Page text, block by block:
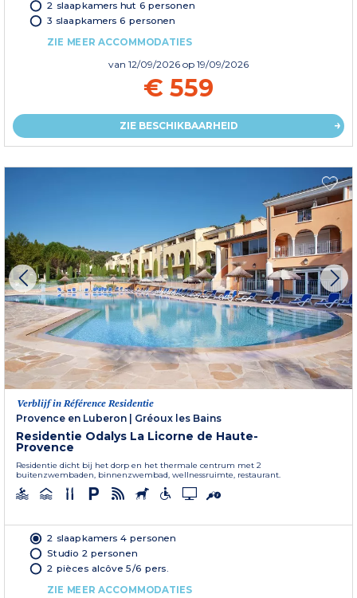
2 slaapkamers hut 6 personen
3 slaapkamers 6 personen
ZIE MEER ACCOMMODATIES
van 12/09/2026 op 19/09/2026
€ 559
ZIE BESCHIKBAARHEID
Verblijf in Référence Residentie
Provence en Luberon
Gréoux les Bains
Residentie Odalys La Licorne de Haute-
Provence
Residentie dicht bij het dorp en het thermale centrum met 2
buitenzwembaden, binnenzwembad, wellnessruimte, restaurant.
2 slaapkamers 4 personen
Studio 2 personen
2 pièces alcôve 5/6 pers.
ZIE MEER ACCOMMODATIES